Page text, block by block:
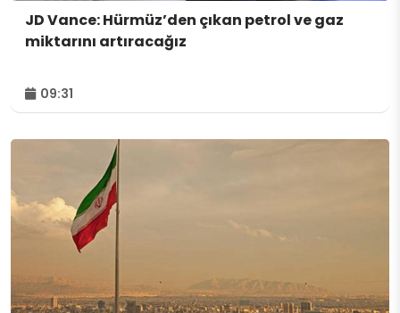
JD Vance: Hürmüz’den çıkan petrol ve gaz
miktarını artıracağız
09:31